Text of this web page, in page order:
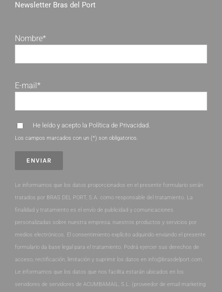
Newsletter Bras del Port
Nombre*
E-mail*
He leído y acepto la Política de Privacidad.
Los campos marcados con un (*) son obligatorios.
Le informamos que los datos proporcionados en el presente formulario serán
tratados por BRAS DEL PORT, S.A. como responsable del tratamiento. La
finalidad y tratamiento es el envío de publicidad y comunicaciones
personalizadas sobre nuestra empresa, nuestros productos y servicios por
medios electrónicos. El consentimiento explícito adquirido enviando el presente
formulario da base legal para el tratamiento. Podrá ejercer sus derechos de
acceso, rectificación, limitación y suprimir los datos en info@brasdelport.com.
Le informamos que los datos que nos facilita estarán ubicados en los
servidores de servidores de ACUMBAMAIL, S.L. (proveedor de email marketing